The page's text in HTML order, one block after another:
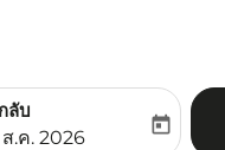
aria-label
ลับ
return-date-
.ค. 2026
today